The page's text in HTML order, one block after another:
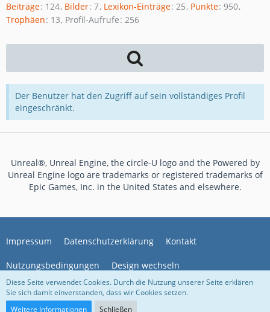
Beiträge 124 Bilder 7 Lexikon-Einträge 25 Punkte 950
Trophäen 13 Profil-Aufrufe 256
Der Benutzer hat den Zugriff auf sein vollständiges Profil
eingeschränkt.
Unreal®, Unreal Engine, the circle-U logo and the Powered by
Unreal Engine logo are trademarks or registered trademarks of
Epic Games, Inc. in the United States and elsewhere.
Impressum Datenschutzerklärung Kontakt
Nutzungsbedingungen Design wechseln
Community-Software:
Diese Seite verwendet Cookies. Durch die Nutzung unserer Seite erklären
Sie sich damit einverstanden, dass wir Cookies setzen.
Weitere Informationen
Schließen